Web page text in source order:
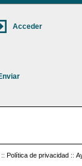
:: Política de privacidad ::